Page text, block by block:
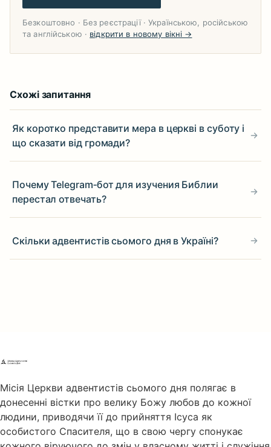
Безкоштовно · Без реєстрації · Українською, російською
та англійською · відкрити в новому вікні →
Схожі запитання
Як коротко представити мера в церкві в суботу і
що сказати від громади?
Почему Telegram‑бот для изучения Библии
перестал отвечать?
Скільки адвентистів сьомого дня в Україні?
Місія Церкви адвентистів сьомого дня полягає в
донесенні вістки про велику Божу любов до кожної
людини, приводячи її до прийняття Ісуса як
особистого Спасителя, що в свою чергу спонукає